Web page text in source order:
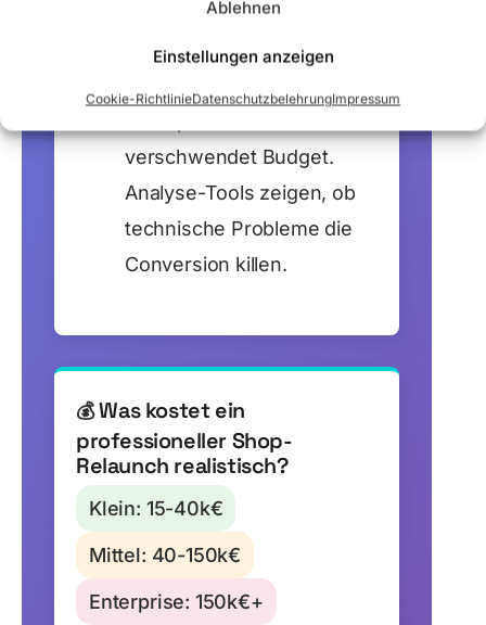
Ablehnen
Einstellungen anzeigen
Cookie-RichtlinieDatenschutzbelehrungImpressum
Prüfe aber zuerst: Liegt es
am Shop oder am Markt?
verschwendet Budget.
Analyse-Tools zeigen, ob
technische Probleme die
Conversion killen.
💰Was kostet ein
professioneller Shop-
Relaunch realistisch?
Klein: 15-40k€
Mittel: 40-150k€
Enterprise: 150k€+